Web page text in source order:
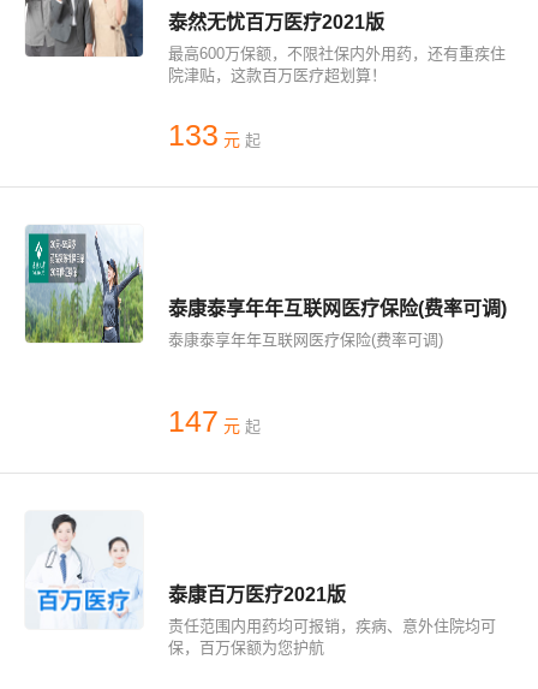
泰然无忧百万医疗2021版
最高600万保额，不限社保内外用药，还有重疾住
院津贴，这款百万医疗超划算！
133 元 起
泰康泰享年年互联网医疗保险(费率可调)
泰康泰享年年互联网医疗保险(费率可调)
147 元 起
泰康百万医疗2021版
责任范围内用药均可报销，疾病、意外住院均可
保，百万保额为您护航